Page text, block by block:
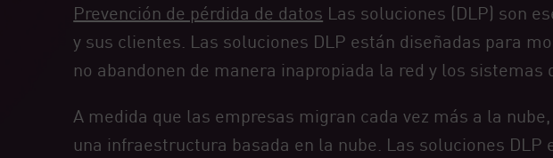
Endpoint
Navegar
SaaS
EXPOSURE MANAGEMENT
Inteligencia sobre amenazas
Prevención de pérdida de datos Las soluciones (DLP) son
y sus clientes. Las soluciones DLP están diseñadas para
no abandonen de manera inapropiada la red y los sistemas
A medida que las empresas migran cada vez más a la
una infraestructura basada en la nube. Las soluciones